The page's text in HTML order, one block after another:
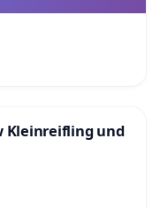
Kleinreifling und